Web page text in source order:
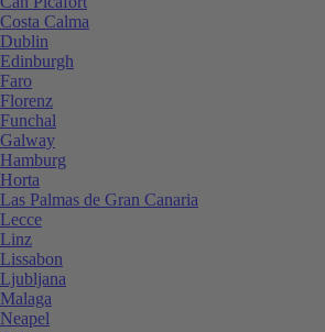
Costa Calma
Dublin
Edinburgh
Faro
Florenz
Funchal
Galway
Hamburg
Horta
Las Palmas de Gran Canaria
Lecce
Linz
Lissabon
Ljubljana
Malaga
Neapel